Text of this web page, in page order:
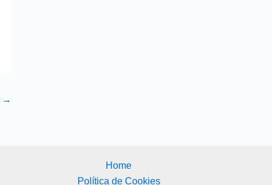
→
Home
Política de Cookies